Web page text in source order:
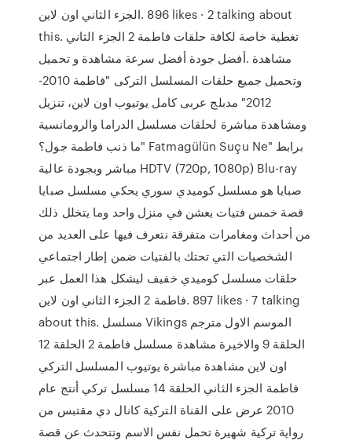
الجزء الثاني اون لاين‎. 896 likes · 2 talking about
this. ‎تغطية خاصة لكافة حلقات فاطمة 2 الجزء الثاني
أفضل جودة أفضل سرعة مشاهدة و تحميل.‎ مشاهدة
وتحميل جميع حلقات المسلسل التركى "فاطمة 2010-
2012" مدبلج عربى كامل يوتيوب اون لاين، تنزيل
ومشاهدة مباشرة لحلقات مسلسل الدراما والرومانسية
"ما ذنب فاطمة جول؟ Fatmagülün Suçu Ne" برابط
مباشر وبجودة عالية HDTV (720p, 1080p) Blu-ray
صبايا هو مسلسل كوميدي سوري يحكي مسلسل صبايا
قصة خمس فتيات يعشن في منزل واحد وما يتخلل ذلك
من أحداث ومغامرات متفرقة نتعرف فيها على العديد من
الشخصيات التي تحتك بالفتيات ضمن إطار اجتماعي
كوميدي خفيف ليشكل هذا العمل عبر ‎حلقات مسلسل
فاطمة 2 الجزء الثاني اون لاين‎. 897 likes · 7 talking
about this. مسلسل Vikings الموسم الاول مترجم
الحلقة 9 والاخيرة مشاهدة مسلسل فاطمة 2 الحلقة 12
اون لاين مشاهدة مباشرة يوتيوب المسلسل التركي
فاطمة الجزء الثاني الحلقة 14 مسلسل تركي أنتج عام
2010 عرض على القناة التركية كانال دي مقتبس من
رواية تركية شهيرة تحمل نفس الاسم وتتحدث عن قصة